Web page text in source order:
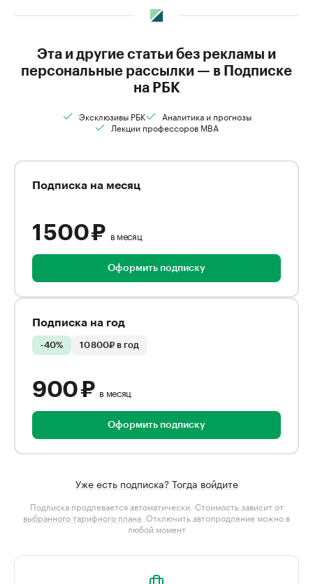
Эта и другие статьи без рекламы и
персональные рассылки — в Подписке
на РБК
Эксклюзивы РБК
Аналитика и прогнозы
Лекции профессоров MBA
Подписка на месяц
1 500 ₽ в месяц
Оформить подписку
Подписка на год
-40% 10 800₽ в год
900 ₽ в месяц
Оформить подписку
Уже есть подписка? Тогда войдите
Подписка продлевается автоматически. Стоимость зависит от
выбранного тарифного плана . Отключить автопродление можно в
любой момент